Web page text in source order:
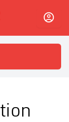
autrement